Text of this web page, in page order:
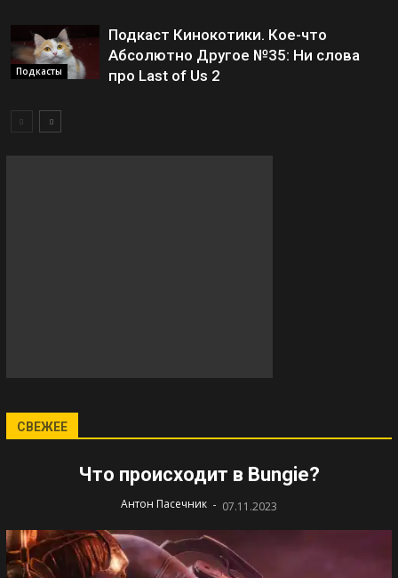
Подкасты
Подкаст Кинокотики. Кое-что
Абсолютно Другое №35: Ни слова
про Last of Us 2
СВЕЖЕЕ
Что происходит в Bungie?
Антон Пасечник - 07.11.2023